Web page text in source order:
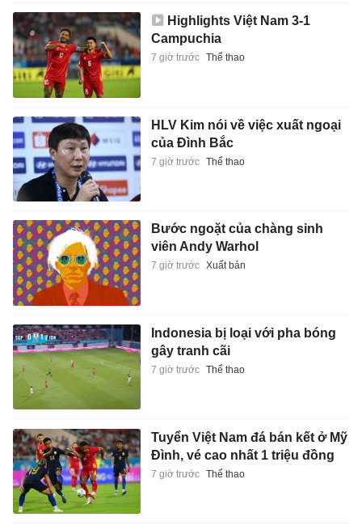
Highlights Việt Nam 3-1
Campuchia
7 giờ trước Thể thao
HLV Kim nói về việc xuất ngoại
của Đình Bắc
7 giờ trước Thể thao
Bước ngoặt của chàng sinh
viên Andy Warhol
7 giờ trước Xuất bản
Indonesia bị loại với pha bóng
gây tranh cãi
7 giờ trước Thể thao
Tuyển Việt Nam đá bán kết ở Mỹ
Đình, vé cao nhất 1 triệu đồng
7 giờ trước Thể thao